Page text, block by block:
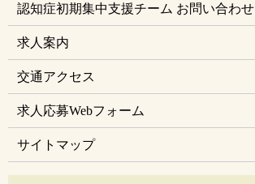
認知症初期集中支援チーム お問い合わせ
求人案内
交通アクセス
求人応募Webフォーム
サイトマップ